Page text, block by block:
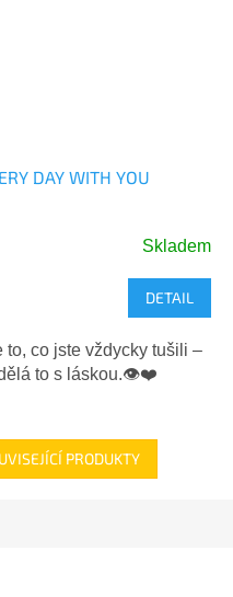
DAY WITH YOU
Skladem
DETAIL
to, co jste vždycky tušili –
dělá to s láskou.👁️❤️
PRODUKTY